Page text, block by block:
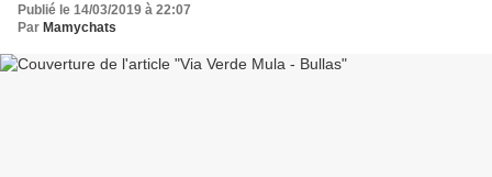
Publié le 14/03/2019 à 22:07
Par Mamychats